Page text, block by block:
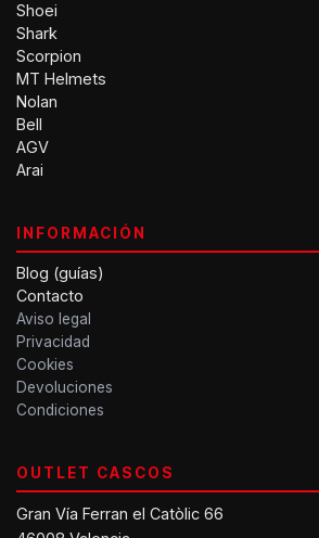
Shoei
Shark
Scorpion
MT Helmets
Nolan
Bell
AGV
Arai
INFORMACIÓN
Blog (guías)
Contacto
Aviso legal
Privacidad
Cookies
Devoluciones
Condiciones
OUTLET CASCOS
Gran Vía Ferran el Catòlic 66